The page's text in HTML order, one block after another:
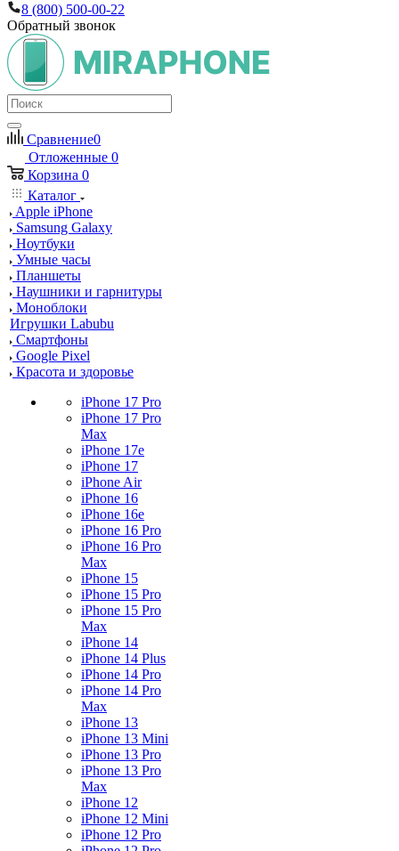
8 (800) 500-00-22
Обратный звонок
Сравнение0
Отложенные 0
Корзина 0
Каталог
Apple iPhone
Samsung Galaxy
Ноутбуки
Умные часы
Планшеты
Наушники и гарнитуры
Моноблоки
Игрушки Labubu
Смартфоны
Google Pixel
Красота и здоровье
iPhone 17 Pro
iPhone 17 Pro
Max
iPhone 17e
iPhone 17
iPhone Air
iPhone 16
iPhone 16e
iPhone 16 Pro
iPhone 16 Pro
Max
iPhone 15
iPhone 15 Pro
iPhone 15 Pro
Max
iPhone 14
iPhone 14 Plus
iPhone 14 Pro
iPhone 14 Pro
Max
iPhone 13
iPhone 13 Mini
iPhone 13 Pro
iPhone 13 Pro
Max
iPhone 12
iPhone 12 Mini
iPhone 12 Pro